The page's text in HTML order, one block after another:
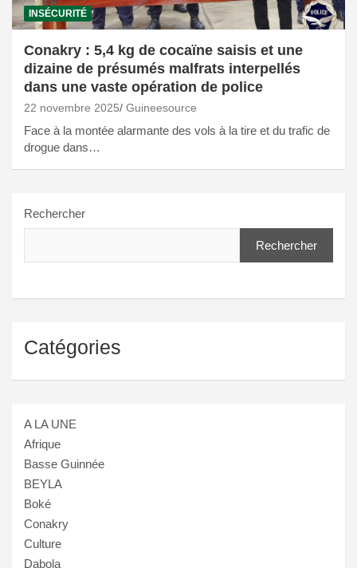
INSÉCURITÉ
Conakry : 5,4 kg de cocaïne saisis et une
dizaine de présumés malfrats interpellés
dans une vaste opération de police
22 novembre 2025 Guineesource
Face à la montée alarmante des vols à la tire et du trafic de
drogue dans…
Rechercher
Rechercher
Catégories
A LA UNE
Afrique
Basse Guinnée
BEYLA
Boké
Conakry
Culture
Dabola